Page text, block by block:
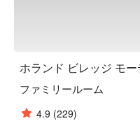
ホランド ビレッジ モ
ファミリールーム
4.9 (229)